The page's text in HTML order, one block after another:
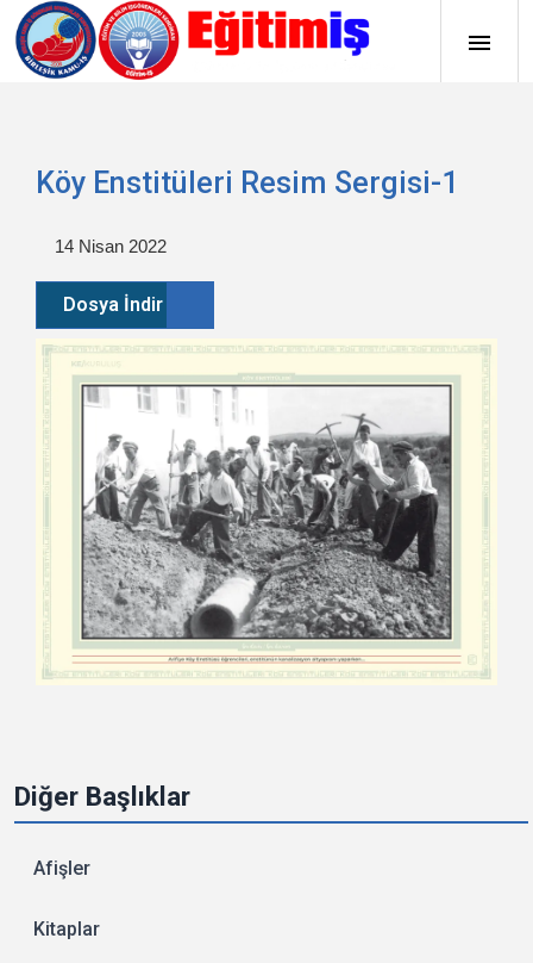
Diğer Başlıklar
Afişler
Kitaplar
Köy Enstitüleri Resim Sergisi-1
14 Nisan 2022
Dosya İndir